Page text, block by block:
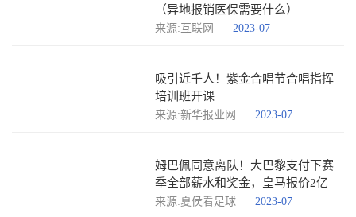
（异地报销医保需要什么）
来源:互联网 2023-07
吸引近千人！紫金合唱节合唱指挥
培训班开课
来源:新华报业网 2023-07
姆巴佩同意离队！大巴黎支付下赛
季全部薪水和奖金，皇马报价2亿
来源:夏侯看足球 2023-07